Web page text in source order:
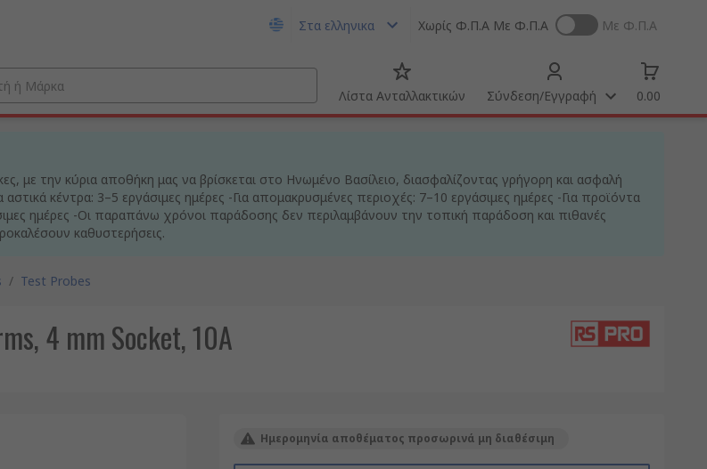
Στα ελληνικα Χωρίς Φ.Π.Α Με Φ.Π.Α Με Φ.Π.Α
Λίστα Ανταλλακτικών Σύνδεση/Εγγραφή 0.00
με την κύρια αποθήκη μας να βρίσκεται στο Ηνωμένο Βασίλειο, διασφαλίζοντας γρήγορη και ασφαλή
κέντρα: 3–5 εργάσιμες ημέρες -Για απομακρυσμένες περιοχές: 7–10 εργάσιμες ημέρες -Για προϊόντα
ημέρες -Οι παραπάνω χρόνοι παράδοσης δεν περιλαμβάνουν την τοπική παράδοση και πιθανές
καθυστερήσεις.
/ Test Probes
4 mm Socket, 10A
Ημερομηνία αποθέματος προσωρινά μη διαθέσιμη